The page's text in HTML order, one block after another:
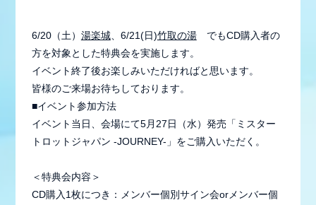
VIDEO
GOODS
DISCOGRAPHY
番組紹介
6/20（土） 湯楽城、6/21(日)竹取の湯でもCD購入者の
方を対象とした特典会を実施します。
イベント終了後お楽しみいただければと思います。
皆様のご来場お待ちしております。
■イベント参加方法
イベント当日、会場にて5月27日（水）発売「ミスター
トロットジャパン -JOURNEY-」をご購入いただく。
＜特典会内容＞
CD購入1枚につき：メンバー個別サイン会orメンバー個